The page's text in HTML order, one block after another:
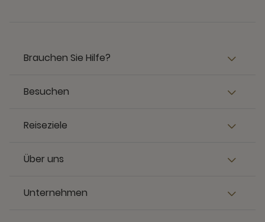
Brauchen Sie Hilfe?
Besuchen
Reiseziele
Über uns
Unternehmen